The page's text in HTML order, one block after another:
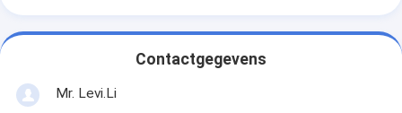
Contactgegevens
Mr. Levi.Li